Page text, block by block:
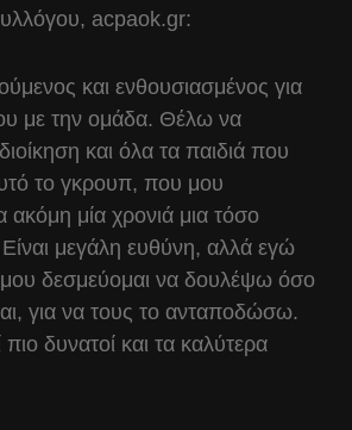
acpaok.gr:
και ενθουσιασμένος για
με την ομάδα. Θέλω να
και όλα τα παιδιά που
το γκρουπ, που μου
ακόμη μία χρονιά μια τόσο
μεγάλη ευθύνη, αλλά εγώ
δεσμεύομαι να δουλέψω όσο
για να τους το ανταποδώσω.
πιο δυνατοί και τα καλύτερα